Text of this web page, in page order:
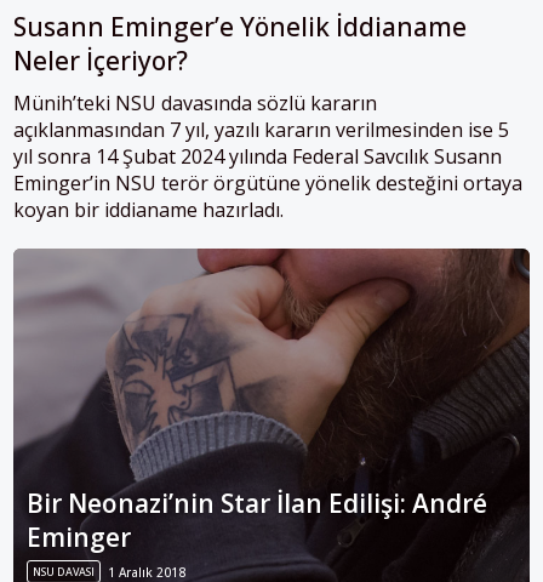
Susann Eminger’e Yönelik İddianame
Neler İçeriyor?
Münih’teki NSU davasında sözlü kararın
açıklanmasından 7 yıl, yazılı kararın verilmesinden ise 5
yıl sonra 14 Şubat 2024 yılında Federal Savcılık Susann
Eminger’in NSU terör örgütüne yönelik desteğini ortaya
koyan bir iddianame hazırladı.
Bir Neonazi’nin Star İlan Edilişi: André
Eminger
NSU DAVASI 1 Aralık 2018